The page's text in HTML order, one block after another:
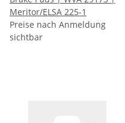
Meritor/ELSA 225-1
Preise nach Anmeldung
sichtbar